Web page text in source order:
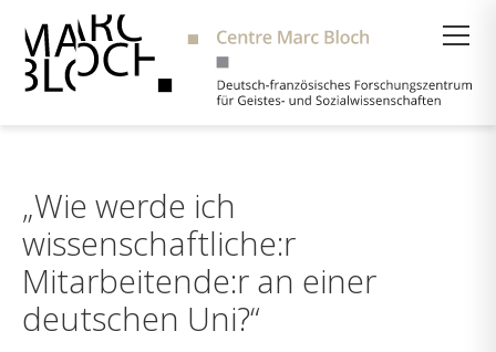
„Wie werde ich
wissenschaftliche:r
Mitarbeitende:r an einer
deutschen Uni?“